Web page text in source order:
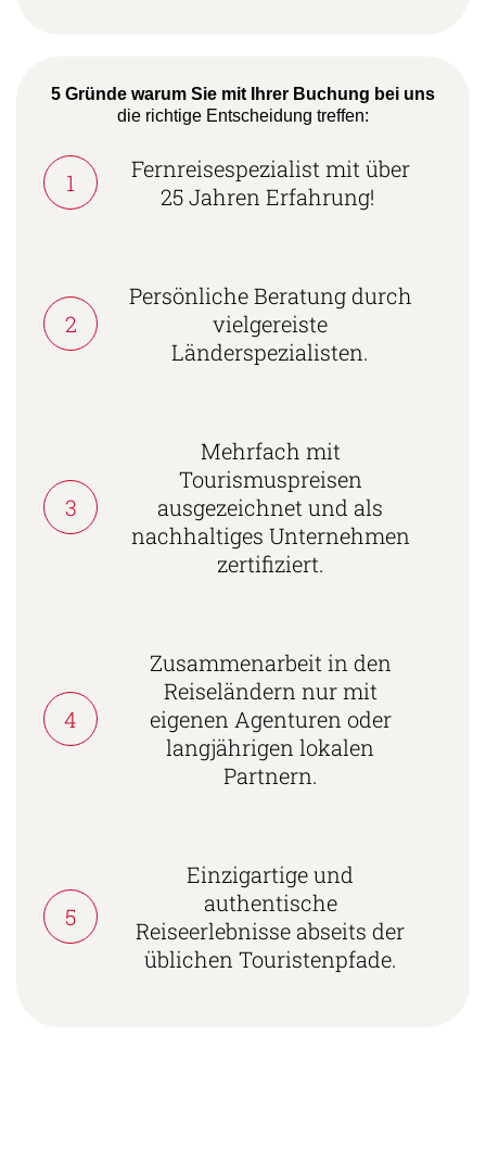
5 Gründe warum Sie mit Ihrer Buchung bei uns
die richtige Entscheidung treffen:
1
Fernreisespezialist mit über
25 Jahren Erfahrung!
2
Persönliche Beratung durch
vielgereiste
Länderspezialisten.
3
Mehrfach mit
Tourismuspreisen
ausgezeichnet und als
nachhaltiges Unternehmen
zertifiziert.
4
Zusammenarbeit in den
Reiseländern nur mit
eigenen Agenturen oder
langjährigen lokalen
Partnern.
5
Einzigartige und
authentische
Reiseerlebnisse abseits der
üblichen Touristenpfade.